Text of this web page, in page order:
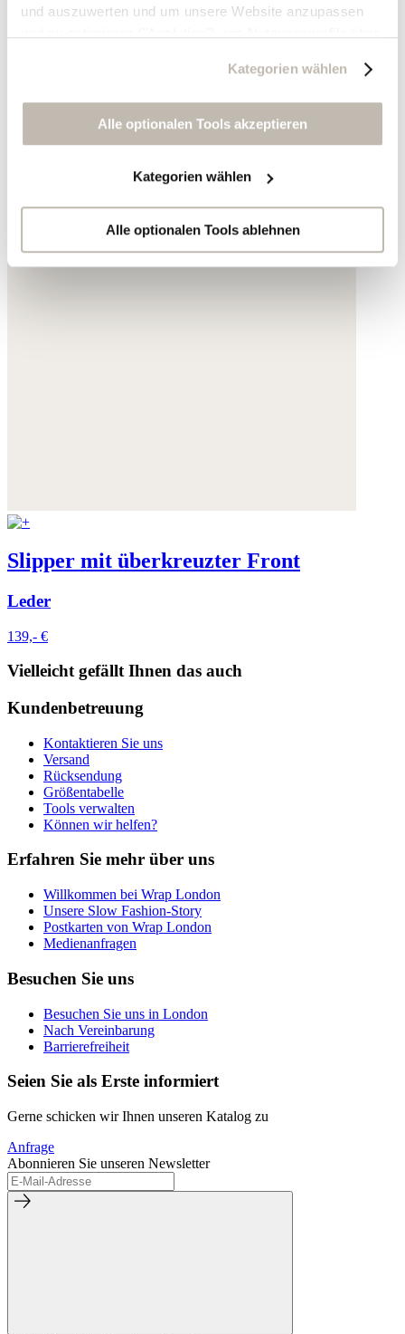
und auszuwerten und um unsere Website anzupassen
zu erstellen, um personalisierte Werbung auszuliefern,
Sie erneut mit Werbung anzusprechen sowie um unsere
Werbekampagnen auszuwerten ("Marketing").
Ihre Daten werden mit Dienstanbietern geteilt, die wir in
der Datenschutzerklärung genauer auflisten oder wenn
Sie auf "Kategorien wählen" klicken.
Indem Sie auf "Alle optionalen Tools akzeptieren" klicken,
Kategorien wählen
Alle optionalen Tools akzeptieren
Kategorien wählen
Alle optionalen Tools ablehnen
Slipper mit überkreuzter Front
Leder
139,- €
Vielleicht gefällt Ihnen das auch
Kundenbetreuung
Kontaktieren Sie uns
Versand
Rücksendung
Größentabelle
Tools verwalten
Können wir helfen?
Erfahren Sie mehr über uns
Willkommen bei Wrap London
Unsere Slow Fashion-Story
Postkarten von Wrap London
Medienanfragen
Besuchen Sie uns
Besuchen Sie uns in London
Nach Vereinbarung
Barrierefreiheit
Seien Sie als Erste informiert
Gerne schicken wir Ihnen unseren Katalog zu
Anfrage
Abonnieren Sie unseren Newsletter